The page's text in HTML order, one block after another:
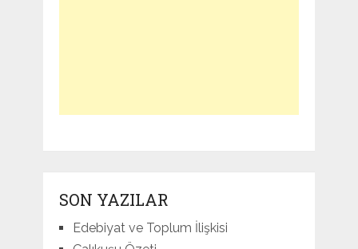
SON YAZILAR
Edebiyat ve Toplum İlişkisi